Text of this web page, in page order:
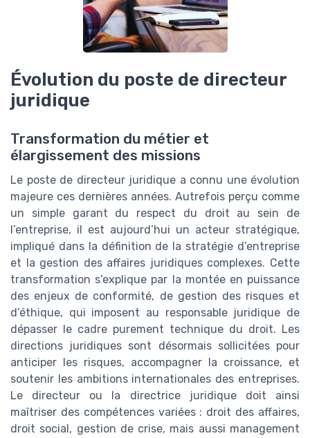
Évolution du poste de directeur
juridique
Transformation du métier et
élargissement des missions
Le poste de directeur juridique a connu une évolution
majeure ces dernières années. Autrefois perçu comme
un simple garant du respect du droit au sein de
l’entreprise, il est aujourd’hui un acteur stratégique,
impliqué dans la définition de la stratégie d’entreprise
et la gestion des affaires juridiques complexes. Cette
transformation s’explique par la montée en puissance
des enjeux de conformité, de gestion des risques et
d’éthique, qui imposent au responsable juridique de
dépasser le cadre purement technique du droit. Les
directions juridiques sont désormais sollicitées pour
anticiper les risques, accompagner la croissance, et
soutenir les ambitions internationales des entreprises.
Le directeur ou la directrice juridique doit ainsi
maîtriser des compétences variées : droit des affaires,
droit social, gestion de crise, mais aussi management